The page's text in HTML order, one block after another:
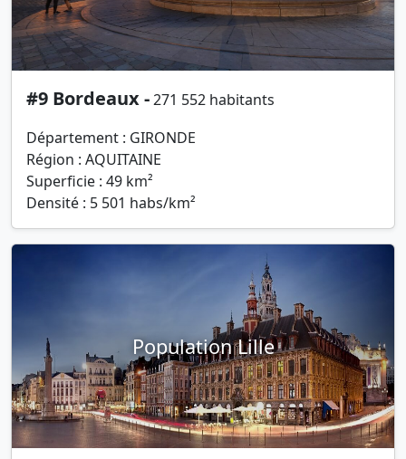
#9 Bordeaux -271 552 habitants
Département : GIRONDE
Région : AQUITAINE
Superficie : 49 km²
Densité : 5 501 habs/km²
Population Lille